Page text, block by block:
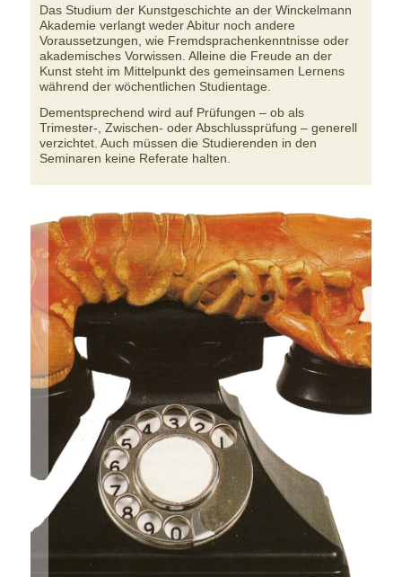
Das Studium der Kunstgeschichte an der Winckelmann
Akademie verlangt weder Abitur noch andere
Voraussetzungen, wie Fremdsprachenkenntnisse oder
akademisches Vorwissen. Alleine die Freude an der
Kunst steht im Mittelpunkt des gemeinsamen Lernens
während der wöchentlichen Studientage.
Dementsprechend wird auf Prüfungen – ob als
Trimester-, Zwischen- oder Abschlussprüfung – generell
verzichtet. Auch müssen die Studierenden in den
Seminaren keine Referate halten.